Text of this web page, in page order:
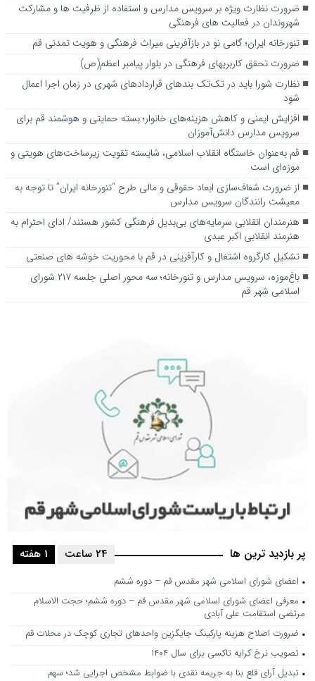
ضرورت نظارت ویژه بر سرویس مدارس و استفاده از ظرفیت ها و مشارکت
شهروندان در فعالیت های فرهنگی
تنورخانه ایران؛ گامی نو در بازآفرینی میراث فرهنگی و هویت تمدنی قم
ضرورت تحقق کاربری­های فرهنگی در بلوار پیامبر اعظم(ص)
نظارت شورا باید در تک‌تک بندهای قراردادهای شهری در زمان اجرا اعمال
شود
افزایش ایمنی و کاهش هزینه‌های خانوار؛ بسته حمایتی و هوشمند قم برای
سرویس مدارس دانش‌آموزان
قم به‌عنوان خاستگاه انقلاب اسلامی، شایسته تقویت زیرساخت‌های هویتی و
موزه‌ای است
از ضرورت شفاف‌سازی ابعاد حقوقی و مالی طرح “تنورخانه ایران” تا توجه به
معیشت رانندگان سرویس مدارس
هنرمندان انقلابی سرمایه‌های بی‌بدیل فرهنگی کشور هستند/ ادای احترام به
هنرمند انقلابی اکبر عبدی
تشکیل کارگروه اشتغال و کارآفرینی در قم با محوریت خوشه های صنعتی
باغ‌موزه، سرویس مدارس و تنورخانه؛ سه محور اصلی جلسه ۲۱۷ شورای
اسلامی شهر قم
پر بازدید ترین ها 1 هفته 24 ساعت
اعضای شورای اسلامی شهر مقدس قم – دوره ششم
معرفی اعضای شورای اسلامی شهر مقدس قم – دوره ششم؛ حجت الاسلام
مرتضی استقامت علی آبادی
ضرورت اصلاح هزینه پارکینگ جایگزین واحدهای تجاری کوچک در محلات قم
تصویب نرخ کرایه تاکسی برای سال ۱۴۰۴
تبدیل آرای قلع بنا به جریمه نقدی با ضوابط مشخص اجرایی شد؛ سهم